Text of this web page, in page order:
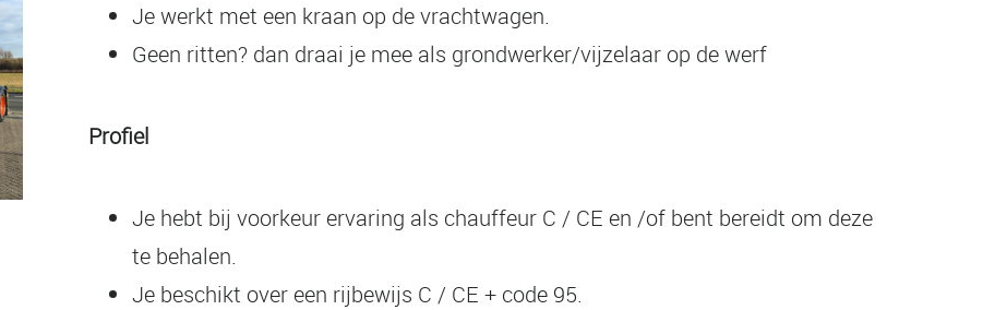
Je werkt met een kraan op de vrachtwagen.
Geen ritten? dan draai je mee als grondwerker/vijzelaar op de werf
Profiel
Je hebt bij voorkeur ervaring als chauffeur C / CE en /of bent bereidt om deze
te behalen.
Je beschikt over een rijbewijs C / CE + code 95.